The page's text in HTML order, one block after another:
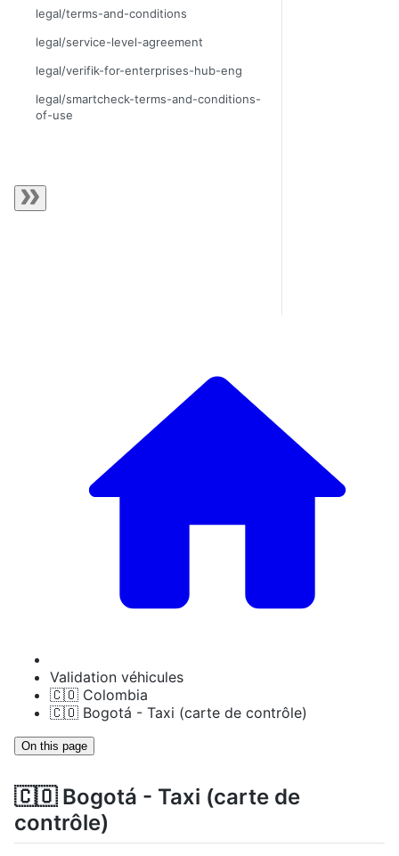
legal/terms-and-conditions
legal/service-level-agreement
legal/verifik-for-enterprises-hub-eng
legal/smartcheck-terms-and-conditions-
of-use
Validation véhicules
🇨🇴 Colombia
🇨🇴 Bogotá - Taxi (carte de contrôle)
On this page
🇨🇴 Bogotá - Taxi (carte de
contrôle)